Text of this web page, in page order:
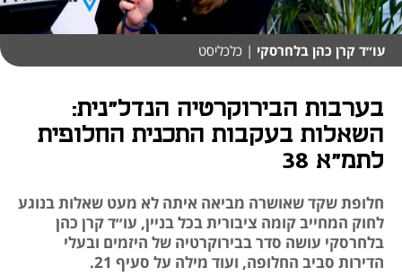
עו״ד קרן כהן בלחרסקי | כלכליסט
בערבות הבירוקרטיה הנדל"נית:
השאלות בעקבות התכנית החלופית
לתמ"א 38
חלופת שקד שאושרה מביאה איתה לא מעט שאלות בנוגע
לחוק המחייב קומה ציבורית בכל בניין, עו״ד קרן כהן
בלחרסקי עושה סדר בבירוקרטיה של היזמים ובעלי
הדירות סביב החלופה, ועוד מילה על סעיף 21.